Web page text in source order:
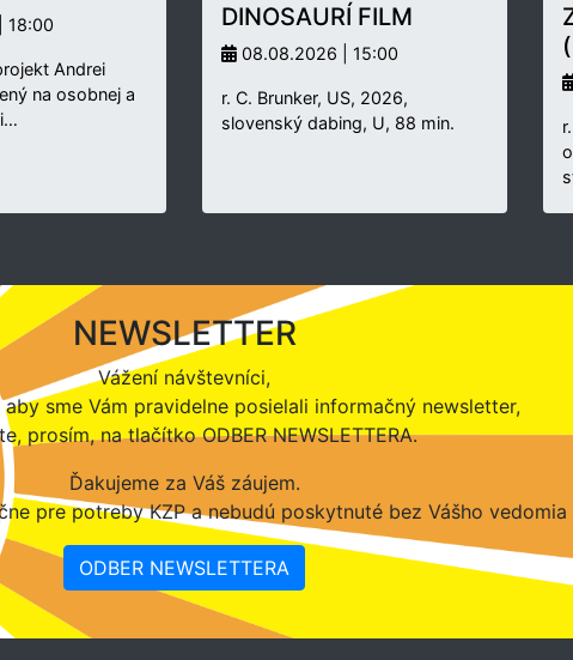
18:00
Andrei
na osobnej a
DINOSAURÍ FILM
08.08.2026 | 15:00
r. C. Brunker, US, 2026,
slovenský dabing, U, 88 min.
NEWSLETTER
Vážení návštevníci,
sme Vám pravidelne posielali informačný newsletter,
prosím, na tlačítko ODBER NEWSLETTERA.
Ďakujeme za Váš záujem.
pre potreby KZP a nebudú poskytnuté bez Vášho
ODBER NEWSLETTERA